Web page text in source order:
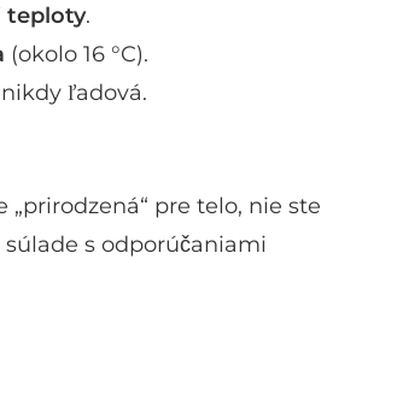
teploty.
(okolo 16 °C).
ľadová.
„prirodzená“ pre telo, nie ste
súlade s odporúčaniami